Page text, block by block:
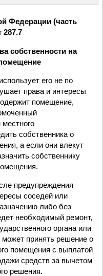
Федерации (часть
287.7
собственности на
его не по
права и интересы
помещение,
местного
собственника о
а если они влекут
собственнику
предупреждения
соседей или
либо без
необходимый ремонт,
органа или
может принять решение о
помещения с выплатой
средств за вычетом
решения.